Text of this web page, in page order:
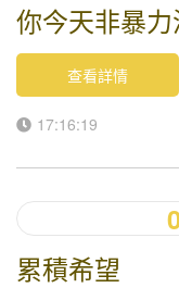
你今天非暴
查看詳情
17:16:19
累積希望